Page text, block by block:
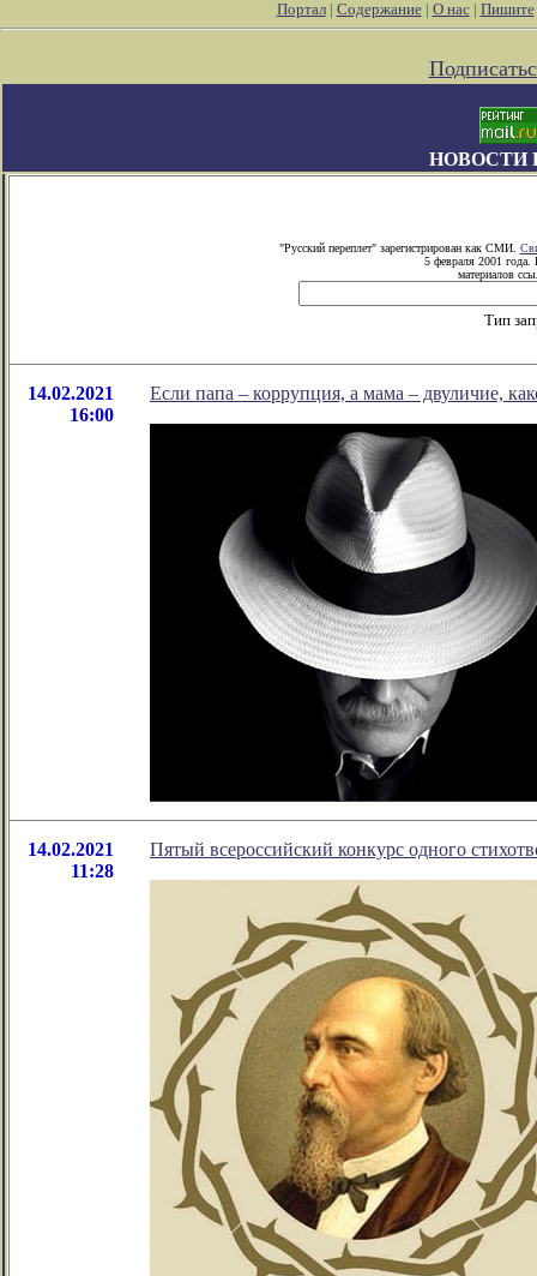
Портал| Содержание| О нас| Пишите
НОВОСТИ
"Русский переплет" зарегистрирован как СМИ.
5 февраля 2001 года.
материалов
Тип
14.02.2021
16:00
Если папа – коррупция, а мама – двуличие,
14.02.2021
11:28
Пятый всероссийский конкурс одного